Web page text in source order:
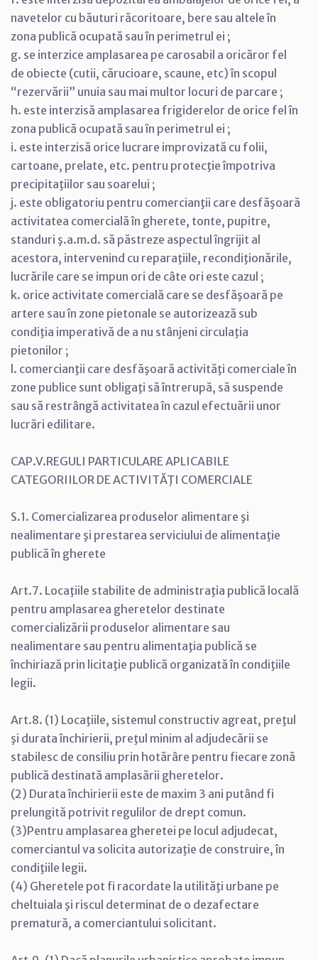
navetelor cu băuturi răcoritoare, bere sau altele în
zona publică ocupată sau în perimetrul ei ;
g. se interzice amplasarea pe carosabil a oricăror fel
de obiecte (cutii, cărucioare, scaune, etc) în scopul
“rezervării” unuia sau mai multor locuri de parcare ;
h. este interzisă amplasarea frigiderelor de orice fel în
zona publică ocupată sau în perimetrul ei ;
i. este interzisă orice lucrare improvizată cu folii,
cartoane, prelate, etc. pentru protecţie împotriva
precipitaţiilor sau soarelui ;
j. este obligatoriu pentru comercianţii care desfăşoară
activitatea comercială în gherete, tonte, pupitre,
standuri ş.a.m.d. să păstreze aspectul îngrijit al
acestora, intervenind cu reparaţiile, recondiţionările,
lucrările care se impun ori de câte ori este cazul ;
k. orice activitate comercială care se desfăşoară pe
artere sau în zone pietonale se autorizează sub
condiţia imperativă de a nu stânjeni circulaţia
pietonilor ;
l. comercianţii care desfăşoară activităţi comerciale în
zone publice sunt obligaţi să întrerupă, să suspende
sau să restrângă activitatea în cazul efectuării unor
lucrări edilitare.
CAP.V.REGULI PARTICULARE APLICABILE
CATEGORIILOR DE ACTIVITĂŢI COMERCIALE
S.1. Comercializarea produselor alimentare şi
nealimentare şi prestarea serviciului de alimentaţie
publică în gherete
Art.7. Locaţiile stabilite de administraţia publică locală
pentru amplasarea gheretelor destinate
comercializării produselor alimentare sau
nealimentare sau pentru alimentaţia publică se
închiriază prin licitaţie publică organizată în condiţiile
legii.
Art.8. (1) Locaţiile, sistemul constructiv agreat, preţul
şi durata închirierii, preţul minim al adjudecării se
stabilesc de consiliu prin hotărâre pentru fiecare zonă
publică destinată amplasării gheretelor.
(2) Durata închirierii este de maxim 3 ani putând fi
prelungită potrivit regulilor de drept comun.
(3)Pentru amplasarea gheretei pe locul adjudecat,
comerciantul va solicita autorizaţie de construire, în
condiţiile legii.
(4) Gheretele pot fi racordate la utilităţi urbane pe
cheltuiala şi riscul determinat de o dezafectare
prematură, a comerciantului solicitant.